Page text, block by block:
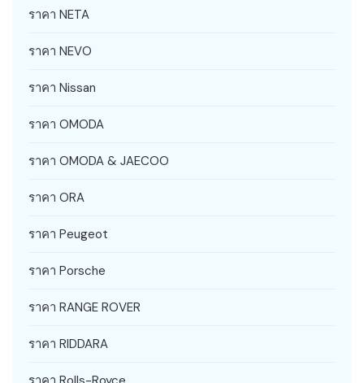
ราคา NETA
ราคา NEVO
ราคา Nissan
ราคา OMODA
ราคา OMODA & JAECOO
ราคา ORA
ราคา Peugeot
ราคา Porsche
ราคา RANGE ROVER
ราคา RIDDARA